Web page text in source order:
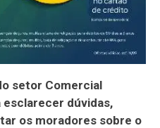
setor Comercial
esclarecer dúvidas,
os moradores sobre o